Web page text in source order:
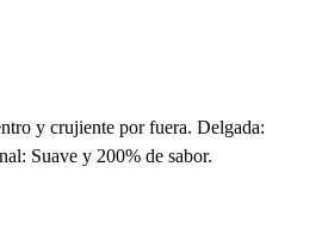
y crujiente por fuera. Delgada:
Suave y 200% de sabor.